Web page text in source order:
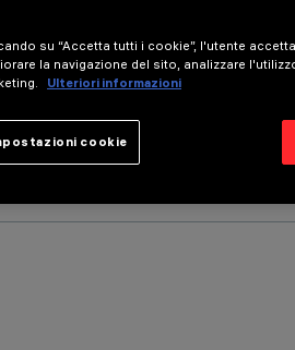
su “Accetta tutti i cookie”, l'utente
la navigazione del sito, analizzare
Ulteriori informazioni
cookie